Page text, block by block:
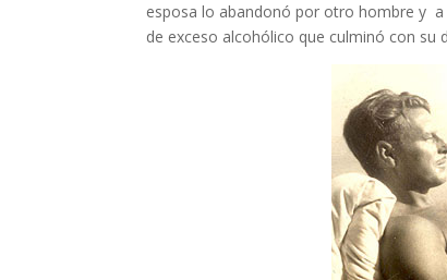
esposa lo abandonó por otro hombre y
de exceso alcohólico que culminó con su